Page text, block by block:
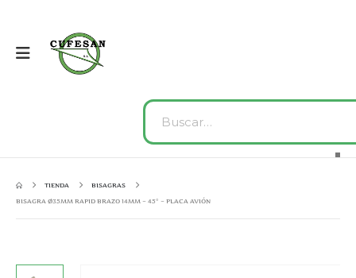
TIENDA
BISAGRAS
BISAGRA Ø35MM RAPID BRAZO 14MM – 45° – PLACA AVIÓN